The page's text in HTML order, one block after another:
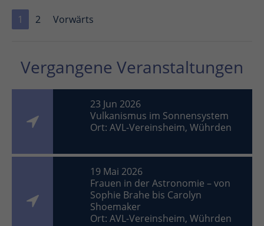
1 2 Vorwärts
Vergangene Veranstaltungen
23 Jun 2026
Vulkanismus im Sonnensystem
Ort: AVL-Vereinsheim, Wührden
19 Mai 2026
Frauen in der Astronomie – von
Sophie Brahe bis Carolyn
Shoemaker
Ort: AVL-Vereinsheim, Wührden